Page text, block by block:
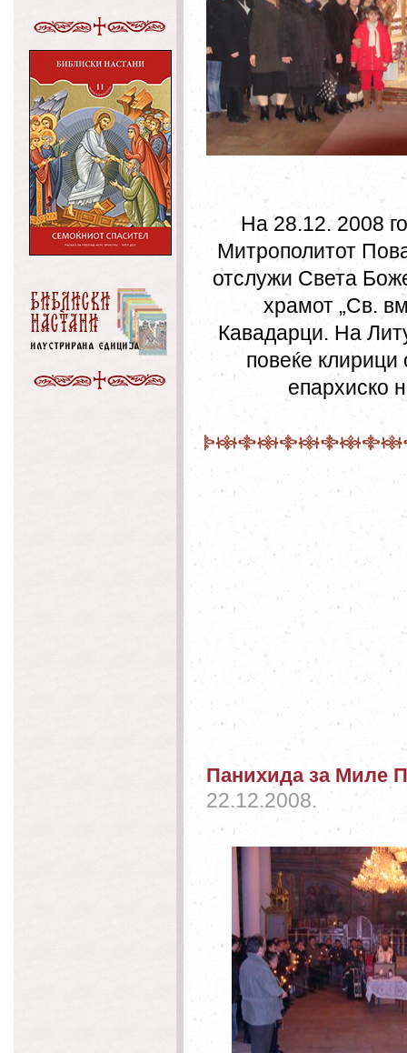
На 28.12. 2008
Митрополитот
отслужи Света
храмот „Св.
Кавадарци. На
повеќе клирици
епархиско
Панихида за Миле
22.12.2008.